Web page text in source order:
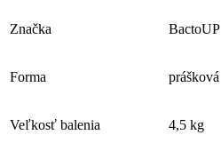
Značka BactoUP
Forma prášková
Veľkosť balenia 4,5 kg